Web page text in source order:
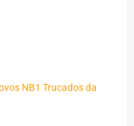
NB1 Trucados da